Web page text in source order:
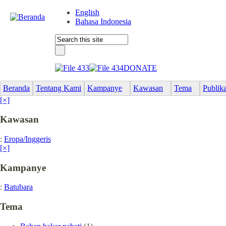
English
Bahasa Indonesia
DONATE
Beranda Tentang Kami Kampanye Kawasan Tema
[×]
Kawasan
: Eropa/Inggeris
[×]
Kampanye
: Batubara
Tema